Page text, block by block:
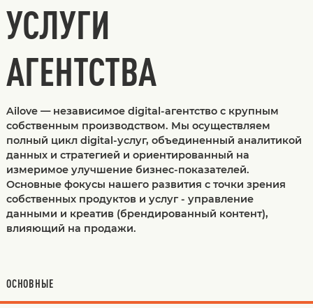
УСЛУГИ
АГЕНТСТВА
Ailove — независимое digital-агентство с крупным
собственным производством. Мы осуществляем
полный цикл digital-услуг, объединенный аналитикой
данных и стратегией и ориентированный на
измеримое улучшение бизнес-показателей.
Основные фокусы нашего развития с точки зрения
собственных продуктов и услуг - управление
данными и креатив (брендированный контент),
влияющий на продажи.
ОСНОВНЫЕ